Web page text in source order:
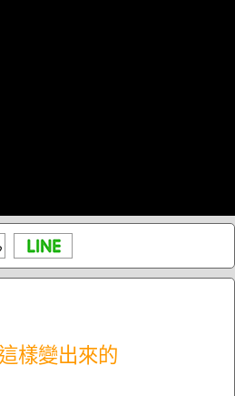
樣變出來的